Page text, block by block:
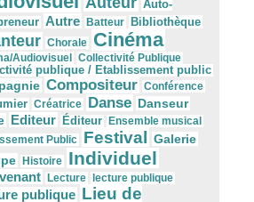
Auto-
Autre Batteur Bibliothèque
Chorale Cinéma
Audiovisuel
Collectivité Publique
publique / Etablissement public
Compositeur Conférence
Créatrice Danse Danseur
Editeur Éditeur
Ensemble musical
Public Festival Galerie
Histoire Individuel
Lecture lecture publique
publique Lieu de